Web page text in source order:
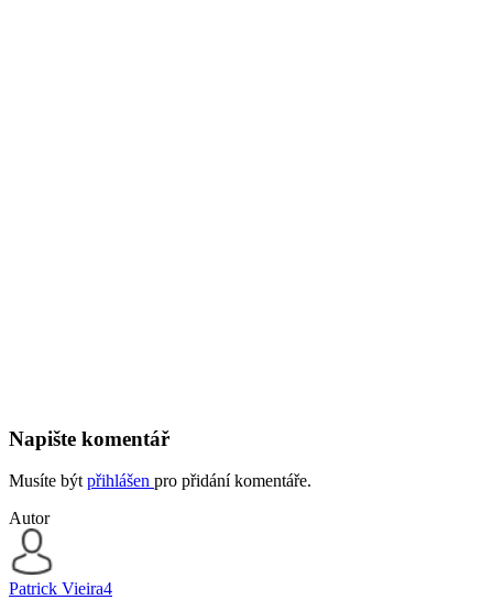
Napište komentář
Musíte být přihlášen pro přidání komentáře.
Autor
Patrick Vieira4